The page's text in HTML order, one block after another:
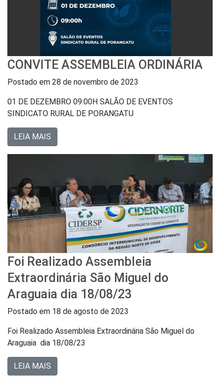
CONVITE ASSEMBLEIA ORDINÁRIA
Postado em 28 de novembro de 2023
01 DE DEZEMBRO 09:00H SALÃO DE EVENTOS
SINDICATO RURAL DE PORANGATU
LEIA MAIS
Foi Realizado Assembleia
Extraordinária São Miguel do
Araguaia dia 18/08/23
Postado em 18 de agosto de 2023
Foi Realizado Assembleia Extraordinária São Miguel do
Araguaia dia 18/08/23
LEIA MAIS